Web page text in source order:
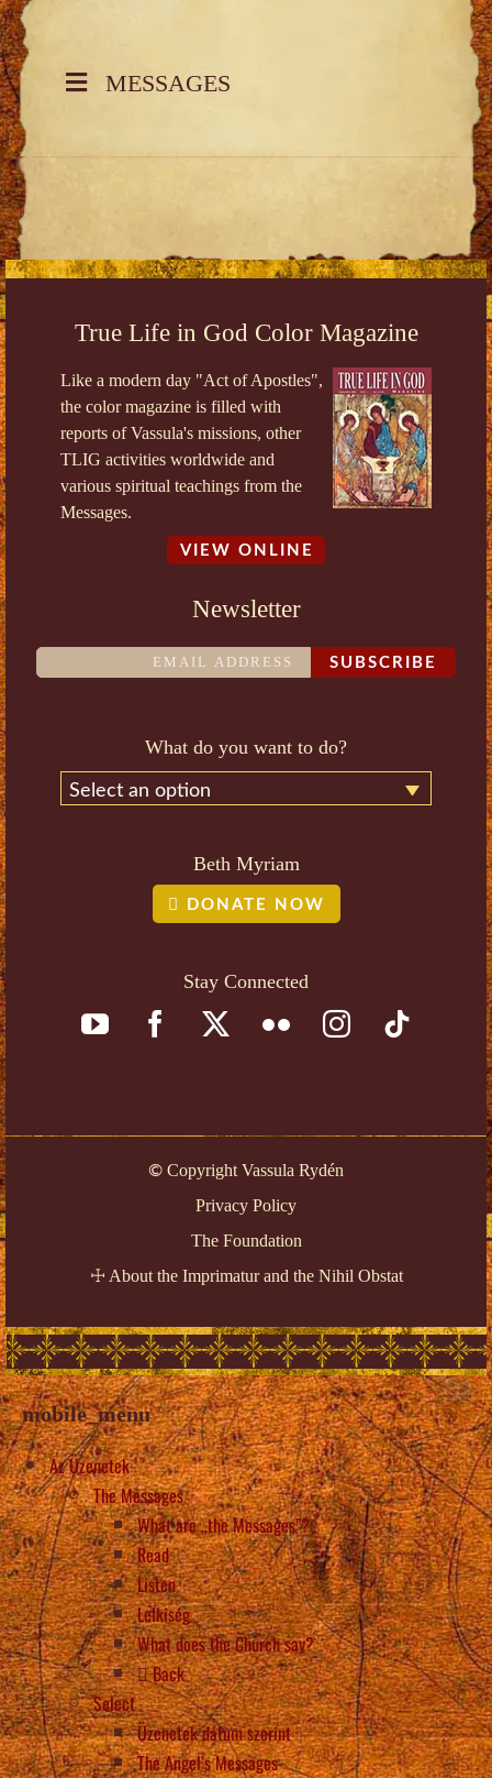
MESSAGES
True Life in God Color Magazine
Like a modern day "Act of Apostles",
the color magazine is filled with
reports of Vassula's missions, other
TLIG activities worldwide and
various spiritual teachings from the
Messages.
VIEW ONLINE
Newsletter
SUBSCRIBE
What do you want to do?
Select an option
Beth Myriam
DONATE NOW
Stay Connected
© Copyright Vassula Rydén
Privacy Policy
The Foundation
☩ About the Imprimatur and the Nihil Obstat
mobile_menu
Az Üzenetek
The Messages
What are „the Messages”?
Read
Listen
Lelkiség
What does the Church say?
Back
Select
Üzenetek dátum szerint
The Angel’s Messages